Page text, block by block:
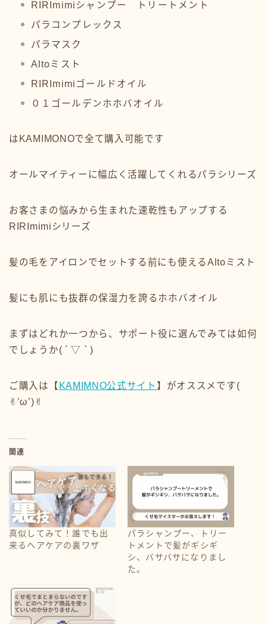
RIRImimiシャンプー トリートメント
パラコンプレックス
パラマスク
Altoミスト
RIRImimiゴールドオイル
０１ゴールデンホホバオイル
はKAMIMONOで全て購入可能です
オールマイティーに幅広く活躍してくれるパラシリーズ
お客さまの悩みから生まれた速乾性もアップする
RIRImimiシリーズ
髪の毛をアイロンでセットする前にも使えるAltoミスト
髪にも肌にも抜群の保湿力を誇るホホバオイル
まずはどれか一つから、サポート役に選んでみては如何
でしょうか( ´ ▽ ` )
ご購入は【 KAMIMNO公式サイト 】がオススメです(
✌︎’ω’)✌︎
関連
真似してみて！誰でも出
来るヘアケアの裏ワザ
パラシャンプー、トリー
トメントで髪がギシギ
シ、バサバサになりまし
た。